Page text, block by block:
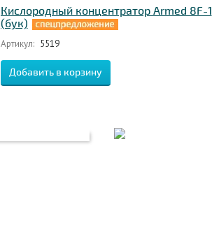
Кислородный концентратор Armed 8F-1
(бук)
Артикул: 5519